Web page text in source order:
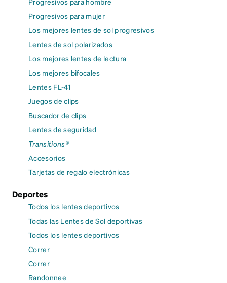
Progresivos para mujer
Los mejores lentes de sol progresivos
Lentes de sol polarizados
Los mejores lentes de lectura
Los mejores bifocales
Lentes FL-41
Juegos de clips
Buscador de clips
Lentes de seguridad
Transitions®
Accesorios
Tarjetas de regalo electrónicas
Deportes
Todos los lentes deportivos
Todas las Lentes de Sol deportivas
Todos los lentes deportivos
Correr
Correr
Randonnee